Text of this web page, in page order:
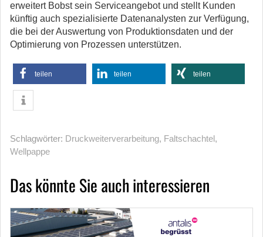
erweitert Bobst sein Serviceangebot und stellt Kunden
künftig auch spezialisierte Datenanalysten zur Verfügung,
die bei der Auswertung von Produktionsdaten und der
Optimierung von Prozessen unterstützen.
teilen teilen teilen
Schlagwörter: Druckweiterverarbeitung, Faltschachtel,
Wellpappe
Das könnte Sie auch interessieren